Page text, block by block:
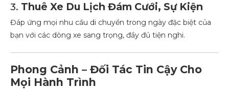
3. Thuê Xe Du Lịch Đám Cưới, Sự Kiện
Đáp ứng mọi nhu cầu di chuyển trong ngày đặc biệt của
bạn với các dòng xe sang trọng, đầy đủ tiện nghi.
Phong Cảnh – Đối Tác Tin Cậy Cho
Mọi Hành Trình